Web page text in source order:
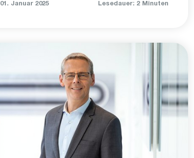
01. Januar 2025 Lesedauer: 2 Minuten